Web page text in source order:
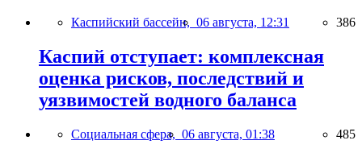
Каспийский бассейн, 06 августа, 12:31 386
Каспий отступает: комплексная
оценка рисков, последствий и
уязвимостей водного баланса
Социальная сфера, 06 августа, 01:38 485